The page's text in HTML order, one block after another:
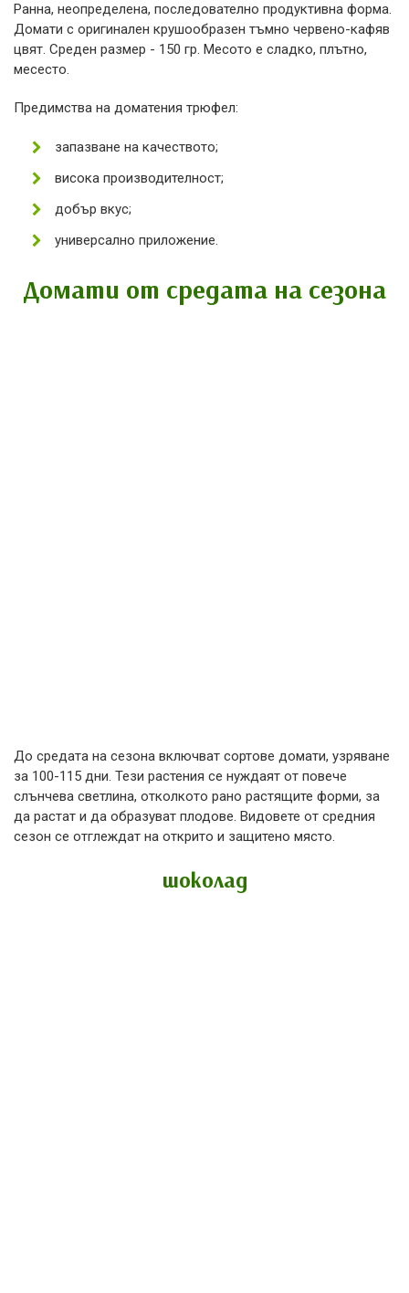
Ранна, неопределена, последователно продуктивна форма.
Домати с оригинален крушообразен тъмно червено-кафяв
цвят. Среден размер - 150 гр. Месото е сладко, плътно,
месесто.
Предимства на доматения трюфел:
запазване на качеството;
висока производителност;
добър вкус;
универсално приложение.
Домати от средата на сезона
До средата на сезона включват сортове домати, узряване
за 100-115 дни. Тези растения се нуждаят от повече
слънчева светлина, отколкото рано растящите форми, за
да растат и да образуват плодове. Видовете от средния
сезон се отглеждат на открито и защитено място.
шоколад